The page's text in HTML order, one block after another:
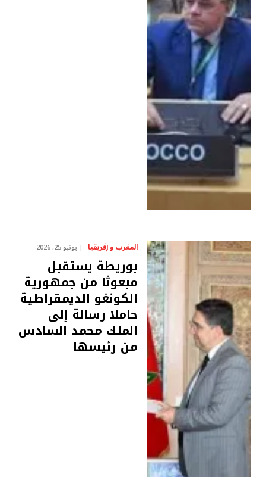
المغرب و إفريقيا يونيو 25, 2026
بوريطة يستقبل
مبعوثا من جمهورية
الكونغو الديمقراطية
حاملا رسالة إلى
الملك محمد السادس
من رئيسها